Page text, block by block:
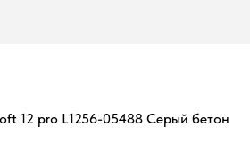
12 pro L1256-05488 Серый бетон